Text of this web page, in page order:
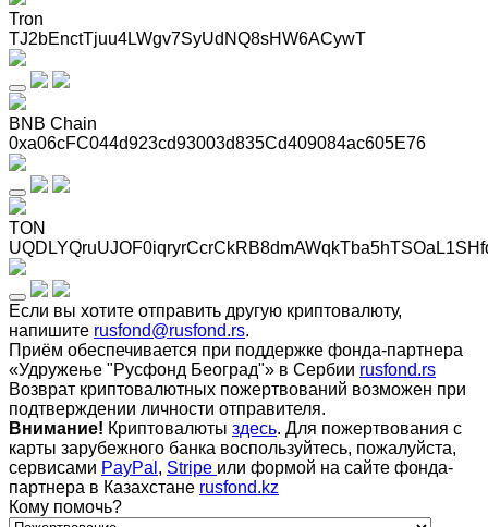
Tron
TJ2bEnctTjuu4LWgv7SyUdNQ8sHW6ACywT
BNB Chain
0xa06cFC044d923cd93003d835Cd409084ac605E76
TON
Если вы хотите отправить другую криптовалюту,
напишите rusfond@rusfond.rs.
Приём обеспечивается при поддержке фонда-партнера
«Удружење "Русфонд Београд"» в Сербии rusfond.rs
Возврат криптовалютных пожертвований возможен при
подтверждении личности отправителя.
Внимание! Криптовалюты здесь. Для пожертвования с
карты зарубежного банка воспользуйтесь, пожалуйста,
сервисами PayPal , Stripe или формой на сайте фонда-
партнера в Казахстане rusfond.kz
Кому помочь?